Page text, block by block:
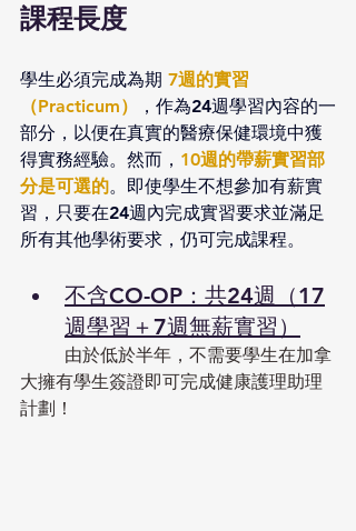
課程長度
學生必須完成為期 7週的實習
（Practicum）
，作為24週學習內容的一
部分，以便在真實的醫療保健環境中獲
得實務經驗。然而， 10週的帶薪實習部
分是可選的。即使學生不想參加有薪實
習，只要在24週內完成實習要求並滿足
所有其他學術要求，仍可完成課程。
不含CO-OP：共24週（17
週學習＋7週無薪實習）
大擁有學生簽證即可完成健康護理助理
計劃！